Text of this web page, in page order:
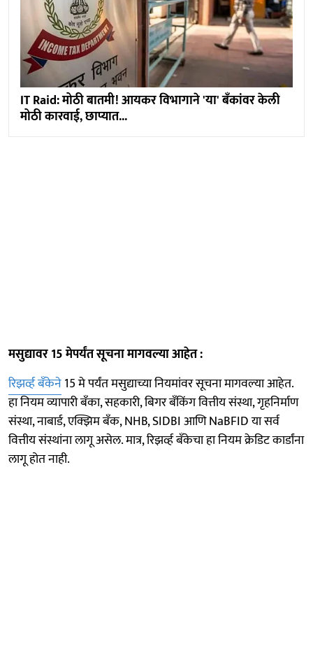
IT Raid: मोठी बातमी! आयकर विभागाने 'या' बँकांवर केली
मोठी कारवाई, छाप्यात...
मसुद्यावर 15 मेपर्यंत सूचना मागवल्या आहेत :
रिझर्व्ह बँकेने15 मे पर्यंत मसुद्याच्या नियमांवर सूचना मागवल्या आहेत.
हा नियम व्यापारी बँका, सहकारी, बिगर बँकिंग वित्तीय संस्था, गृहनिर्माण
संस्था, नाबार्ड, एक्झिम बँक, NHB, SIDBI आणि NaBFID या सर्व
वित्तीय संस्थांना लागू असेल. मात्र, रिझर्व्ह बँकेचा हा नियम क्रेडिट कार्डांना
लागू होत नाही.